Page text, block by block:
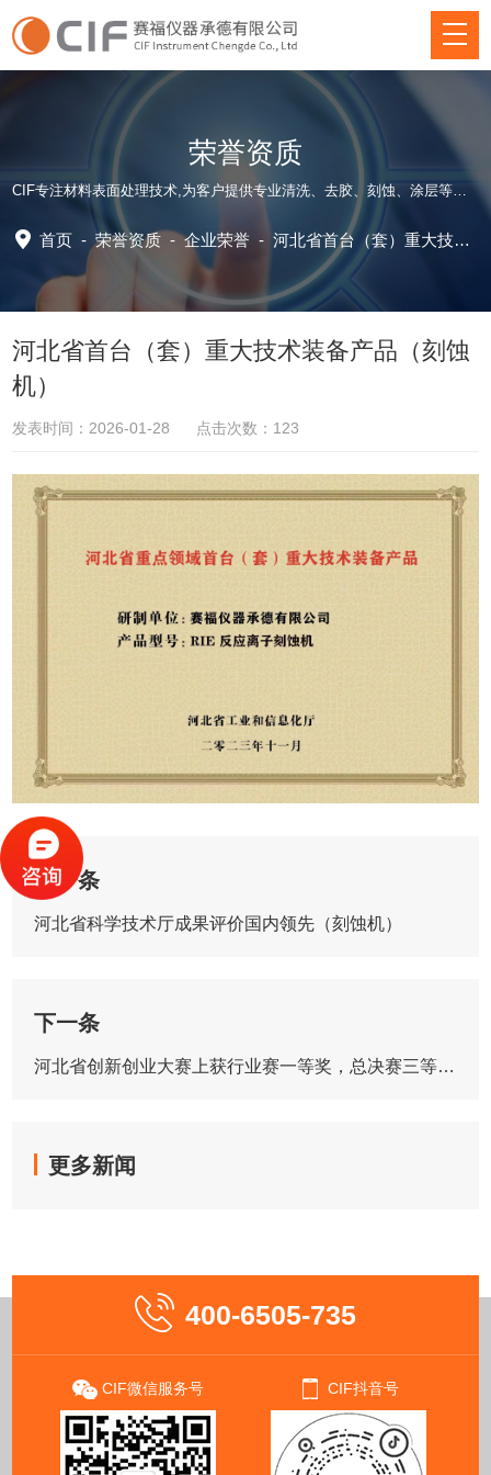
荣誉资质
CIF专注材料表面处理技术,为客户提供专业清洗、去胶、刻蚀、涂层等方面仪器装备和应用工艺解决方案！
首页 -荣誉资质 -企业荣誉 -河北省首台（套）重大技术装备产品（刻蚀机）
河北省首台（套）重大技术装备产品（刻蚀
机）
发表时间：2026-01-28 点击次数：123
上一条
河北省科学技术厅成果评价国内领先（刻蚀机）
下一条
河北省创新创业大赛上获行业赛一等奖，总决赛三等奖，第十二届中国创新创业大赛全国赛（半决赛）
更多新闻
400-6505-735
CIF微信服务号 CIF抖音号